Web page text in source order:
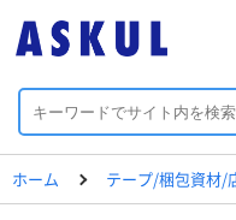
ホーム テープ/梱包資材/